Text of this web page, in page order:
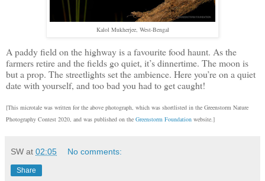
Kalol Mukherjee, West-Bengal
A paddy field on the highway is a favourite food haunt. As the
farmers retire and the fields go quiet, it’s dinnertime. The moon is
but a prop. The streetlights set the ambience. Here you’re on a quiet
date with yourself, and too bad you had to get caught!
[This microtale was written for the above photograph, which was shortlisted in the Greenstorm Nature
Photography Contest 2020, and was published on the Greenstorm Foundation website.]
SW at 02:05 No comments:
Share